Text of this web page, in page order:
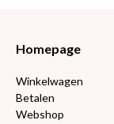
Homepage
Winkelwagen
Betalen
Webshop